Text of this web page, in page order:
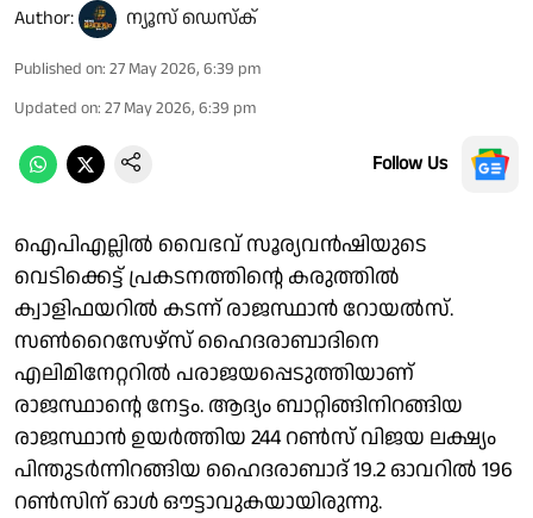
Author: ന്യൂസ് ഡെസ്ക്
Published on: 27 May 2026, 6:39 pm
Updated on: 27 May 2026, 6:39 pm
Follow Us
ഐപിഎല്ലിൽ വൈഭവ് സൂര്യവൻഷിയുടെ
വെടിക്കെട്ട് പ്രകടനത്തിൻ്റെ കരുത്തിൽ
ക്വാളിഫയറിൽ കടന്ന് രാജസ്ഥാൻ റോയൽസ്.
സൺറൈസേഴ്സ് ഹൈദരാബാദിനെ
എലിമിനേറ്ററിൽ പരാജയപ്പെടുത്തിയാണ്
രാജസ്ഥാൻ്റെ നേട്ടം. ആദ്യം ബാറ്റിങ്ങിനിറങ്ങിയ
രാജസ്ഥാൻ ഉയർത്തിയ 244 റൺസ് വിജയ ലക്ഷ്യം
പിന്തുടർന്നിറങ്ങിയ ഹൈദരാബാദ് 19.2 ഓവറിൽ 196
റണ്‍സിന് ഓള്‍ ഔട്ടാവുകയായിരുന്നു.